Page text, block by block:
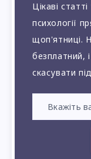
Цікаві
психології
щоп'ятниці.
безплатний,
скасувати